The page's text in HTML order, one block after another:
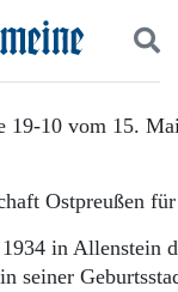
19-10 vom 15.
Ostpreußen
in Allenstein
seiner